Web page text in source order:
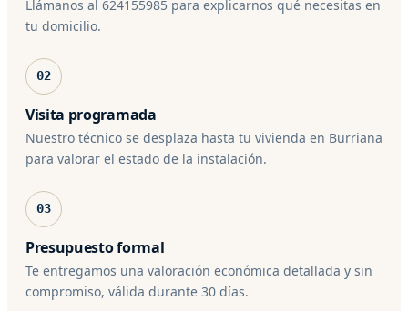
Llámanos al 624155985 para explicarnos qué necesitas en
tu domicilio.
02
Visita programada
Nuestro técnico se desplaza hasta tu vivienda en Burriana
para valorar el estado de la instalación.
03
Presupuesto formal
Te entregamos una valoración económica detallada y sin
compromiso, válida durante 30 días.